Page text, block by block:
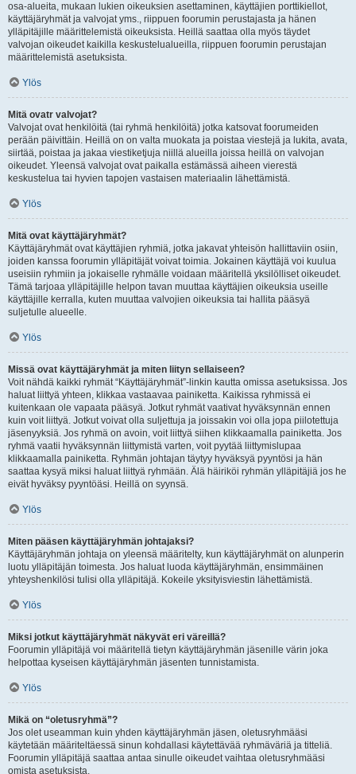
osa-alueita, mukaan lukien oikeuksien asettaminen, käyttäjien porttikiellot,
käyttäjäryhmät ja valvojat yms., riippuen foorumin perustajasta ja hänen
ylläpitäjille määrittelemistä oikeuksista. Heillä saattaa olla myös täydet
valvojan oikeudet kaikilla keskustelualueilla, riippuen foorumin perustajan
määrittelemistä asetuksista.
Ylös
Mitä ovatr valvojat?
Valvojat ovat henkilöitä (tai ryhmä henkilöitä) jotka katsovat foorumeiden
perään päivittäin. Heillä on on valta muokata ja poistaa viestejä ja lukita, avata,
siirtää, poistaa ja jakaa viestiketjuja niillä alueilla joissa heillä on valvojan
oikeudet. Yleensä valvojat ovat paikalla estämässä aiheen vierestä
keskustelua tai hyvien tapojen vastaisen materiaalin lähettämistä.
Ylös
Mitä ovat käyttäjäryhmät?
Käyttäjäryhmät ovat käyttäjien ryhmiä, jotka jakavat yhteisön hallittaviin osiin,
joiden kanssa foorumin ylläpitäjät voivat toimia. Jokainen käyttäjä voi kuulua
useisiin ryhmiin ja jokaiselle ryhmälle voidaan määritellä yksilölliset oikeudet.
Tämä tarjoaa ylläpitäjille helpon tavan muuttaa käyttäjien oikeuksia useille
käyttäjille kerralla, kuten muuttaa valvojien oikeuksia tai hallita pääsyä
suljetulle alueelle.
Ylös
Missä ovat käyttäjäryhmät ja miten liityn sellaiseen?
Voit nähdä kaikki ryhmät “Käyttäjäryhmät”-linkin kautta omissa asetuksissa. Jos
haluat liittyä yhteen, klikkaa vastaavaa painiketta. Kaikissa ryhmissä ei
kuitenkaan ole vapaata pääsyä. Jotkut ryhmät vaativat hyväksynnän ennen
kuin voit liittyä. Jotkut voivat olla suljettuja ja joissakin voi olla jopa piilotettuja
jäsenyyksiä. Jos ryhmä on avoin, voit liittyä siihen klikkaamalla painiketta. Jos
ryhmä vaatii hyväksynnän liittymistä varten, voit pyytää liittymislupaa
klikkaamalla painiketta. Ryhmän johtajan täytyy hyväksyä pyyntösi ja hän
saattaa kysyä miksi haluat liittyä ryhmään. Älä häiriköi ryhmän ylläpitäjiä jos he
eivät hyväksy pyyntöäsi. Heillä on syynsä.
Ylös
Miten pääsen käyttäjäryhmän johtajaksi?
Käyttäjäryhmän johtaja on yleensä määritelty, kun käyttäjäryhmät on alunperin
luotu ylläpitäjän toimesta. Jos haluat luoda käyttäjäryhmän, ensimmäinen
yhteyshenkilösi tulisi olla ylläpitäjä. Kokeile yksityisviestin lähettämistä.
Ylös
Miksi jotkut käyttäjäryhmät näkyvät eri väreillä?
Foorumin ylläpitäjä voi määritellä tietyn käyttäjäryhmän jäsenille värin joka
helpottaa kyseisen käyttäjäryhmän jäsenten tunnistamista.
Ylös
Mikä on “oletusryhmä”?
Jos olet useamman kuin yhden käyttäjäryhmän jäsen, oletusryhmääsi
käytetään määriteltäessä sinun kohdallasi käytettävää ryhmäväriä ja titteliä.
Foorumin ylläpitäjä saattaa antaa sinulle oikeudet vaihtaa oletusryhmääsi
omista asetuksista.